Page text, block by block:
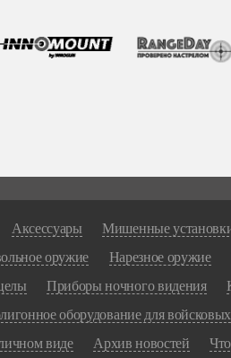
Аксессуары Мишенные
оружие Нарезное оружие
Приборы ночного видения
оборудование для
виде Архив новостей